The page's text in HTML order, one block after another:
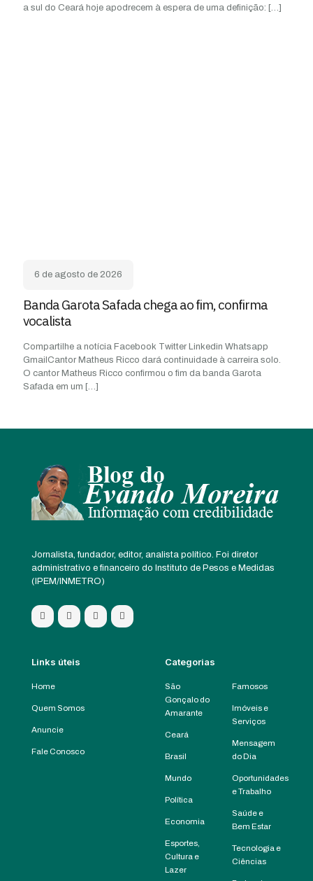
a sul do Ceará hoje apodrecem à espera de uma definição: […]
6 de agosto de 2026
Banda Garota Safada chega ao fim, confirma
vocalista
Compartilhe a notícia Facebook Twitter Linkedin Whatsapp
GmailCantor Matheus Ricco dará continuidade à carreira solo.
O cantor Matheus Ricco confirmou o fim da banda Garota
Safada em um […]
Jornalista, fundador, editor, analista político. Foi diretor
administrativo e financeiro do Instituto de Pesos e Medidas
(IPEM/INMETRO)
Links úteis
Home
Quem Somos
Anuncie
Fale Conosco
Categorias
São
Gonçalo do
Amarante
Ceará
Brasil
Mundo
Política
Economia
Esportes,
Cultura e
Lazer
Famosos
Imóveis e
Serviços
Mensagem
do Dia
Oportunidades
e Trabalho
Saúde e
Bem Estar
Tecnologia e
Ciências